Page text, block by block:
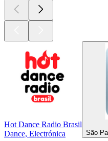
Hot Dance Radio Brasil
Dance, Electrónica
São